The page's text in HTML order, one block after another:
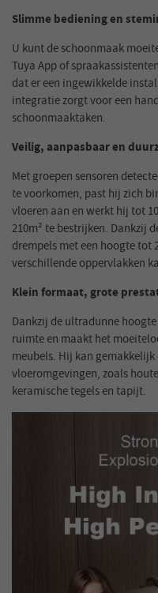
Slimme bediening en
U kunt de schoonmaak
Tuya App of
dat er een ingewikkelde
integratie zorgt voor een
schoonmaaktaken.
Veilig, aanpasbaar en
Met groepen sensoren
te voorkomen, past hij zich
vloeren aan en werkt hij tot
210m² te bestrijken. Dankzij
drempels met een hoogte tot
verschillende oppervlakken
Klein formaat, grote
Dankzij de ultradunne
ruimte en maakt het
meubels. Hij kan
vloeromgevingen, zoals
keramische tegels en tapijt.